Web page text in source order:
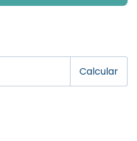
Calcular